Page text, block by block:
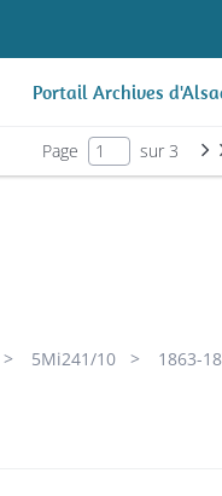
Portail Archives
Page sur 3
5Mi241/10 1863-